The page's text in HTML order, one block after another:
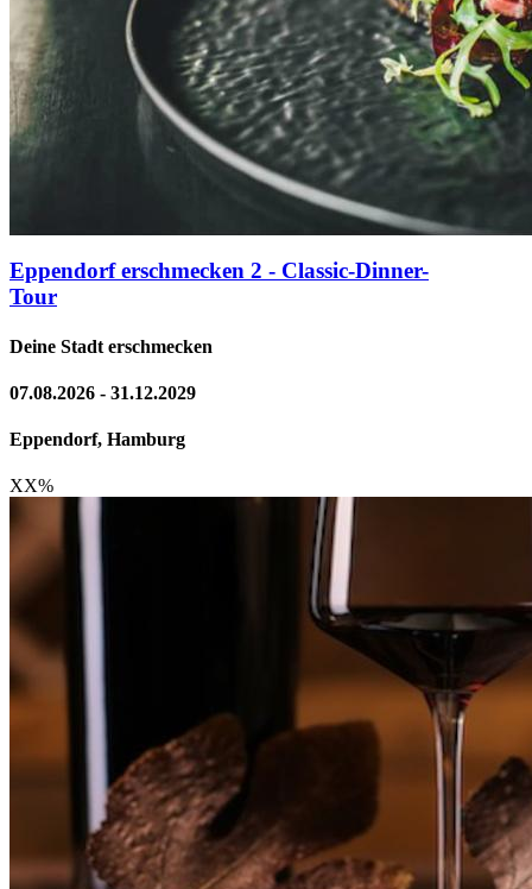
Eppendorf erschmecken 2 - Classic-Dinner-
Tour
Deine Stadt erschmecken
07.08.2026 - 31.12.2029
Eppendorf, Hamburg
XX%